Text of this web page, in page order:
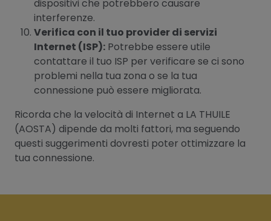
dispositivi che potrebbero causare
interferenze.
Verifica con il tuo provider di servizi
Internet (ISP): Potrebbe essere utile
contattare il tuo ISP per verificare se ci sono
problemi nella tua zona o se la tua
connessione può essere migliorata.
Ricorda che la velocità di Internet a LA THUILE
(AOSTA) dipende da molti fattori, ma seguendo
questi suggerimenti dovresti poter ottimizzare la
tua connessione.